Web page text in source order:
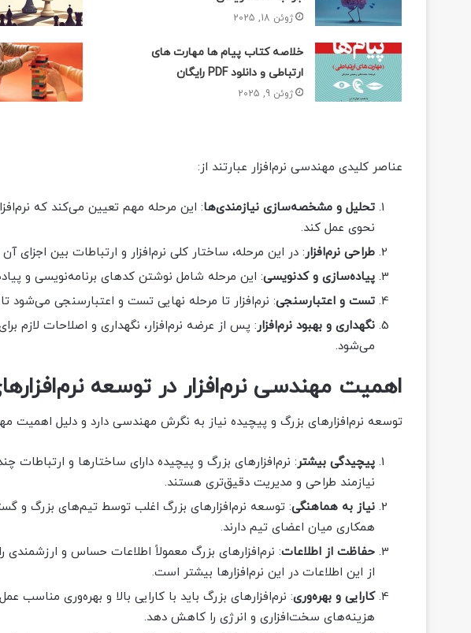
ژوئن 18, 2025
خلاصه کتاب پیام ها مهارت های
ارتباطی و دانلود PDF رایگان
ژوئن 9, 2025
عناصر کلیدی مهندسی نرم‌افزار عبارتند از:
تحلیل و مشخصه‌سازی نیازمندی‌ها: این مرحله مهم تعیین می‌کند که
نحوی عمل کند.
طراحی نرم‌افزار: در این مرحله، ساختار کلی نرم‌افزار و ارتباطات بین اجزای
پیاده‌سازی و کدنویسی: این مرحله شامل نوشتن کدهای برنامه‌نویسی و
تست و اعتبارسنجی: نرم‌افزار تا مرحله نهایی تست و اعتبارسنجی می‌شود
نگهداری و بهبود نرم‌افزار: پس از عرضه نرم‌افزار، نگهداری و اصلاحات لازم
می‌شود.
اهمیت مهندسی نرم‌افزار در توسعه
توسعه نرم‌افزارهای بزرگ و پیچیده نیاز به نگرش مهندسی دارد و دلیل اهمیت
پیچیدگی بیشتر: نرم‌افزارهای بزرگ و پیچیده دارای ساختارها و ارتباطات
نیازمند طراحی و مدیریت دقیق‌تری هستند.
نیاز به هماهنگی: توسعه نرم‌افزارهای بزرگ اغلب توسط تیم‌های بزرگ و
همکاری میان اعضای تیم دارند.
حفاظت از اطلاعات: نرم‌افزارهای بزرگ معمولاً اطلاعات حساس و
از این اطلاعات در این نرم‌افزارها بیشتر است.
کارایی و بهره‌وری: نرم‌افزارهای بزرگ باید با کارایی بالا و بهره‌وری مناسب
هزینه‌های سخت‌افزاری و انرژی را کاهش دهد.